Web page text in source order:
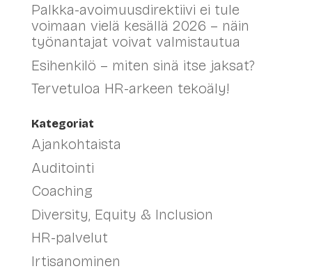
Palkka-avoimuusdirektiivi ei tule
voimaan vielä kesällä 2026 – näin
työnantajat voivat valmistautua
Esihenkilö – miten sinä itse jaksat?
Tervetuloa HR-arkeen tekoäly!
Kategoriat
Ajankohtaista
Auditointi
Coaching
Diversity, Equity & Inclusion
HR-palvelut
Irtisanominen